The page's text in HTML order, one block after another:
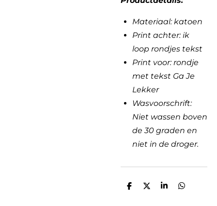
Materiaal: katoen
Print achter: ik
loop rondjes tekst
Print voor: rondje
met tekst Ga Je
Lekker
Wasvoorschrift:
Niet wassen boven
de 30 graden en
niet in de droger.
D
D
S
D